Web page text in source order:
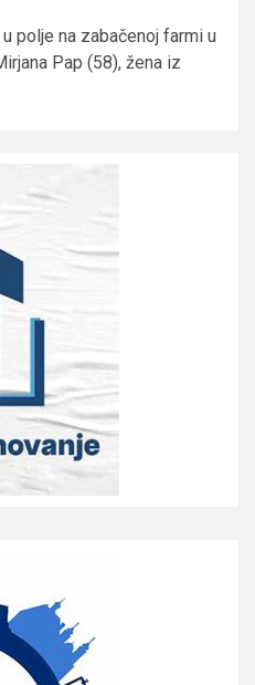
polje na zabačenoj farmi u
Pap (58), žena iz